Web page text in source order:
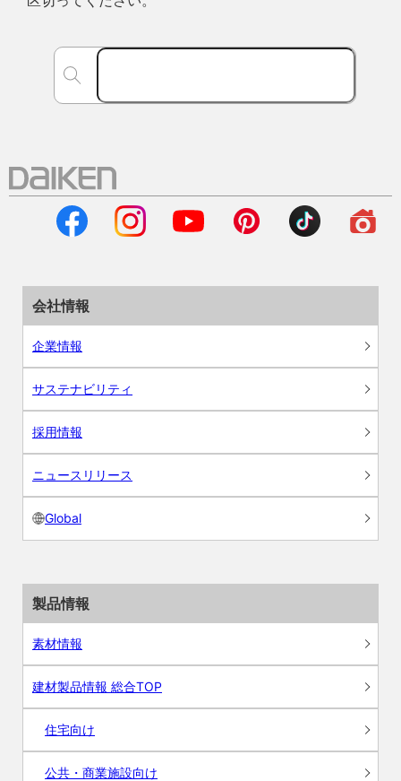
会社情報
企業情報
サステナビリティ
採用情報
ニュースリリース
Global
製品情報
素材情報
建材製品情報 総合TOP
住宅向け
公共・商業施設向け